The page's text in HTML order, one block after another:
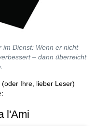
im Dienst: Wenn er nicht
– dann überreicht
Ihre, lieber Leser)
l'Ami